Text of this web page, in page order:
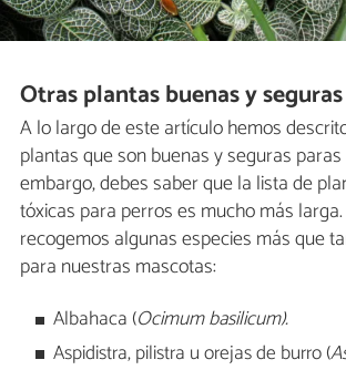
Otras plantas buenas y
A lo largo de este artículo hemos
plantas que son buenas y seguras
embargo, debes saber que la lista de
tóxicas para perros es mucho más
recogemos algunas especies más que
para nuestras mascotas:
Albahaca (Ocimum basilicum).
Aspidistra, pilistra u orejas de burro (